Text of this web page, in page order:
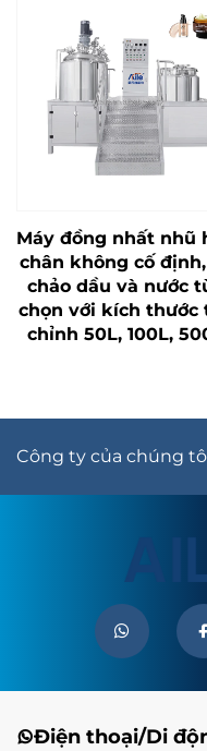
Máy đồng nhất nhũ
chân không cố
chảo dầu và nước
chọn với kích thước
chỉnh 50L, 100L,
Công ty của chúng
Điện thoại/Di